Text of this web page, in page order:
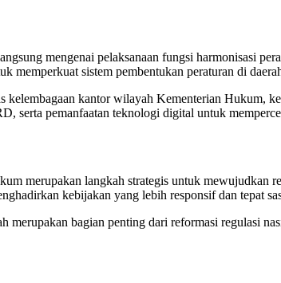
mengenai pelaksanaan fungsi harmonisasi
memperkuat sistem pembentukan peraturan di
kelembagaan kantor wilayah Kementerian Hukum,
serta pemanfaatan teknologi digital untuk
merupakan langkah strategis untuk mewujudkan
kebijakan yang lebih responsif dan tepat
bagian penting dari reformasi regulasi